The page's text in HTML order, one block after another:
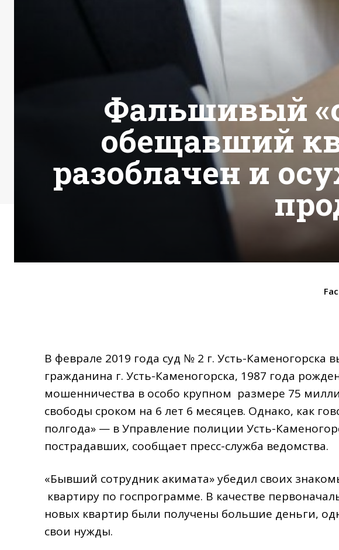
Фальшивый
обещавший
разоблачен и
В феврале 2019 года суд № 2 г. Усть-Каменогорска
гражданина г. Усть-Каменогорска, 1987 года
мошенничества в особо крупном размере 75
свободы сроком на 6 лет 6 месяцев. Однако, как
полгода» — в Управление полиции Усть-
пострадавших, сообщает пресс-служба ведомства.
«Бывший сотрудник акимата» убедил своих
квартиру по госпрограмме. В качестве
новых квартир были получены большие деньги,
свои нужды.